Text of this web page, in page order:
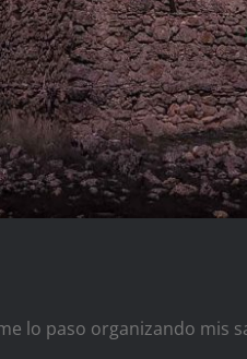
lo paso organizando